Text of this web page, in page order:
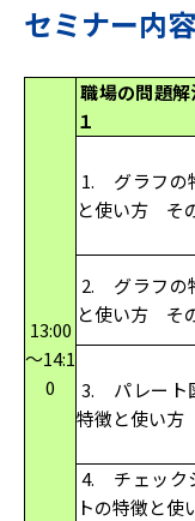
セミナー内容
13:00
～14:1
0
職場の問題
１
1. グラフの
と使い方 そ
2. グラフの
と使い方 そ
3. パレート
特徴と使い方
4. チェック
トの特徴と使